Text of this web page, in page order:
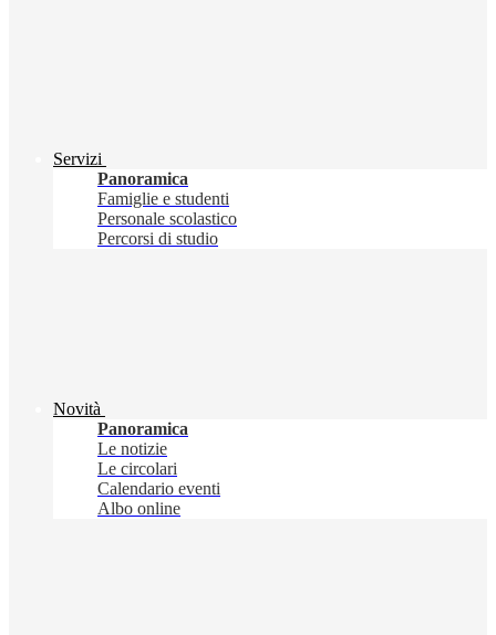
Servizi
Panoramica
Famiglie e studenti
Personale scolastico
Percorsi di studio
Novità
Panoramica
Le notizie
Le circolari
Calendario eventi
Albo online